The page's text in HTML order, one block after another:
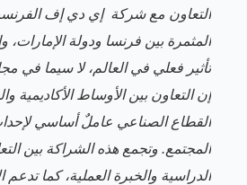
التعاون مع شركة إي دي إف
المثمرة بين فرنسا ودولة الإمارات،
تأثير فعلي في العالم، لا سيما في
إن التعاون بين الأوساط الأكاديمية
القطاع الصناعي عاملٌ أساسي
المجتمع. وتجمع هذه الشراكة بين
الدراسية والخبرةالعملية، كما تدعم